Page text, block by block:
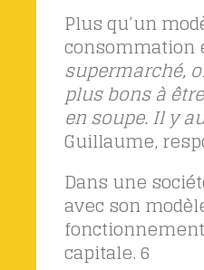
Plus qu’un
consommation
supermarché,
plus bons à
en soupe. Il y
Guillaume,
Dans une
avec son
capitale.6